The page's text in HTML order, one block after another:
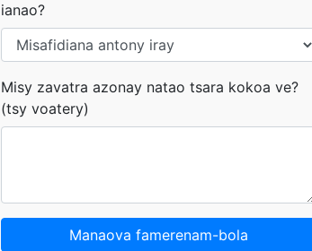
ianao?
Misy zavatra azonay natao tsara kokoa ve?
(tsy voatery)
Manaova famerenam-bola